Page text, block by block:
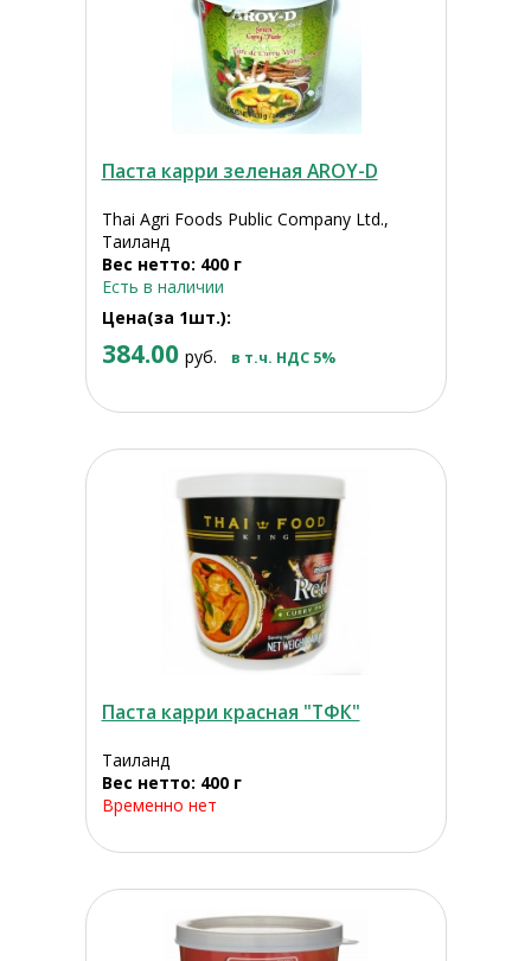
Паста карри зеленая AROY-D
Thai Agri Foods Public Company Ltd.,
Таиланд
Вес нетто: 400 г
Есть в наличии
Цена(за 1шт.):
384.00 руб. в т.ч. НДС 5%
Паста карри красная "ТФК"
Таиланд
Вес нетто: 400 г
Временно нет